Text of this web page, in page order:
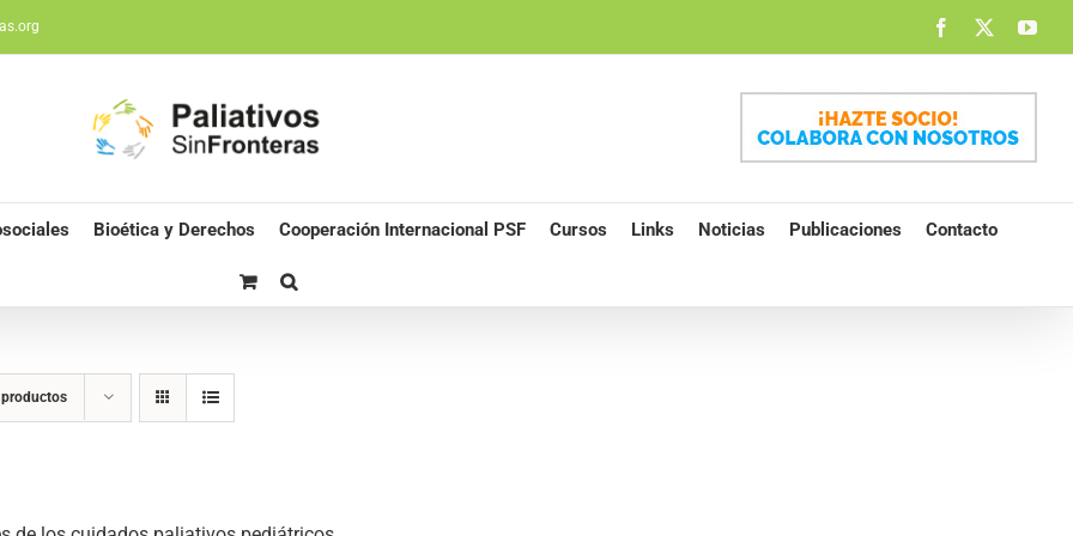
Facebook
Bioética y Derechos Cooperación Internacional PSF Cursos Links Noticias Publicaciones Contacto